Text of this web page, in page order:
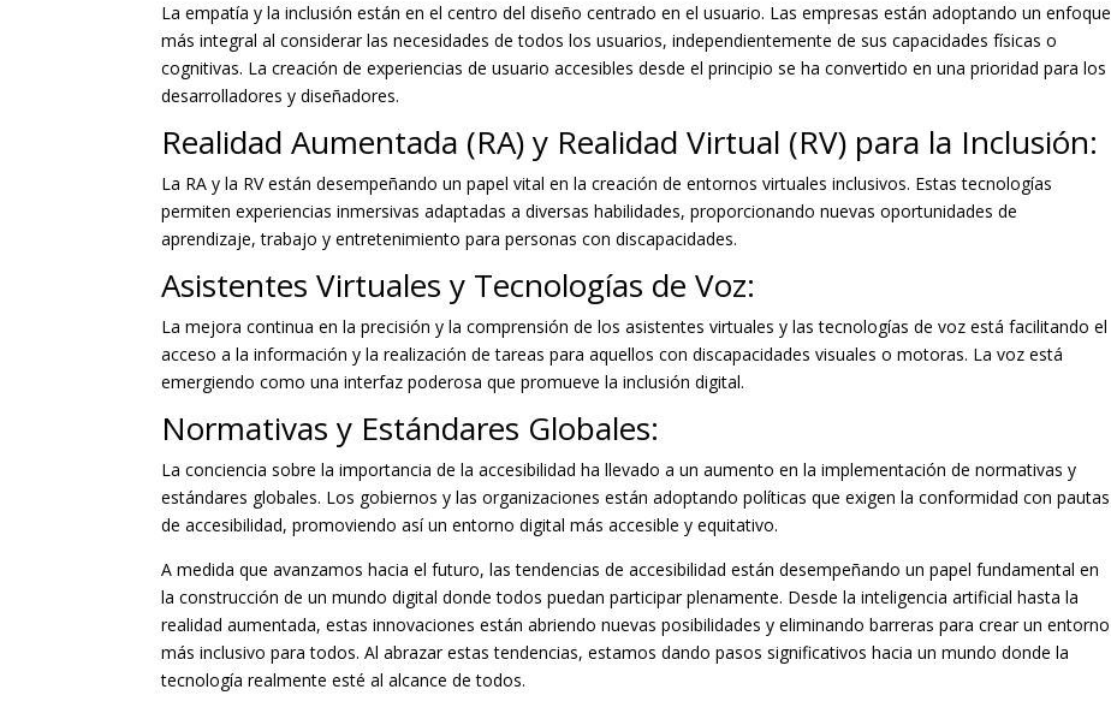
La empatía y la inclusión están en el centro del diseño centrado en el usuario. Las empresas están adoptando un enfoque
más integral al considerar las necesidades de todos los usuarios, independientemente de sus capacidades físicas o
cognitivas. La creación de experiencias de usuario accesibles desde el principio se ha convertido en una prioridad para los
desarrolladores y diseñadores.
Realidad Aumentada (RA) y Realidad Virtual (RV) para la Inclusión:
La RA y la RV están desempeñando un papel vital en la creación de entornos virtuales inclusivos. Estas tecnologías
permiten experiencias inmersivas adaptadas a diversas habilidades, proporcionando nuevas oportunidades de
aprendizaje, trabajo y entretenimiento para personas con discapacidades.
Asistentes Virtuales y Tecnologías de Voz:
La mejora continua en la precisión y la comprensión de los asistentes virtuales y las tecnologías de voz está facilitando el
acceso a la información y la realización de tareas para aquellos con discapacidades visuales o motoras. La voz está
emergiendo como una interfaz poderosa que promueve la inclusión digital.
Normativas y Estándares Globales:
La conciencia sobre la importancia de la accesibilidad ha llevado a un aumento en la implementación de normativas y
estándares globales. Los gobiernos y las organizaciones están adoptando políticas que exigen la conformidad con pautas
de accesibilidad, promoviendo así un entorno digital más accesible y equitativo.
A medida que avanzamos hacia el futuro, las tendencias de accesibilidad están desempeñando un papel fundamental en
la construcción de un mundo digital donde todos puedan participar plenamente. Desde la inteligencia artificial hasta la
realidad aumentada, estas innovaciones están abriendo nuevas posibilidades y eliminando barreras para crear un entorno
más inclusivo para todos. Al abrazar estas tendencias, estamos dando pasos significativos hacia un mundo donde la
tecnología realmente esté al alcance de todos.